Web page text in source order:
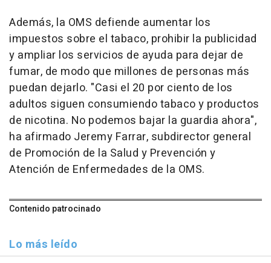
Además, la OMS defiende aumentar los
impuestos sobre el tabaco, prohibir la publicidad
y ampliar los servicios de ayuda para dejar de
fumar, de modo que millones de personas más
puedan dejarlo. "Casi el 20 por ciento de los
adultos siguen consumiendo tabaco y productos
de nicotina. No podemos bajar la guardia ahora",
ha afirmado Jeremy Farrar, subdirector general
de Promoción de la Salud y Prevención y
Atención de Enfermedades de la OMS.
Contenido patrocinado
Lo más leído